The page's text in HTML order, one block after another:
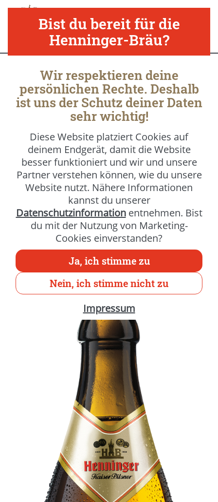
Bist du bereit für die
Henninger-Bräu?
Wir respektieren deine
persönlichen Rechte. Deshalb
ist uns der Schutz deiner Daten
sehr wichtig!
Diese Website platziert Cookies auf
deinem Endgerät, damit die Website
besser funktioniert und wir und unsere
Partner verstehen können, wie du unsere
Website nutzt. Nähere Informationen
kannst du unserer
Datenschutzinformationentnehmen. Bist
du mit der Nutzung von Marketing-
Cookies einverstanden?
Ja, ich stimme zu
Nein, ich stimme nicht zu
Impressum
Produkte
Henninger Kaiser Pilsner
Das klassische Pilsner mit feinherber
Frische. Henninger Kaiser Pilsner gehört zu
den traditionsreichsten Biermarken und
steht für jahrhundertalte Brauerfahrung.
Mit seinem vollmundig-herben Pils-
Geschmack bot Henninger mit dem Kaiser
Pilsner bereits in den 1950er-Jahren Pils-
Liebhabern außergewöhnlichen Genuss.